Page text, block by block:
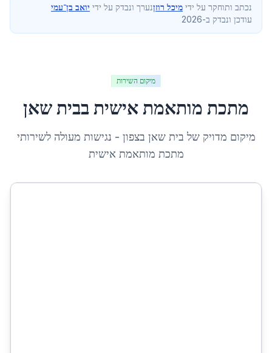
נכתב ותוחקר על ידי מיכל רוזןנערך ונבדק על ידי יואב בן־עמי
עודכן ונבדק ב-2026
מיקום השירות
מתכת מותאמת אישית בבית שאן
מיקום מדויק של בית שאן בצפון - נגישות מעולה לשירותי
מתכת מותאמת אישית